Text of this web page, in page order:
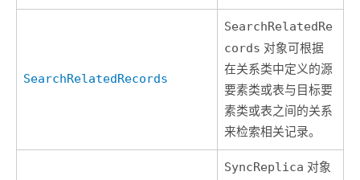
SearchRelatedRecords
SearchRelatedRe
cords 对象可根据
在关系类中定义的源
要素类或表与目标要
素类或表之间的关系
来检索相关记录。
SyncReplica 对象